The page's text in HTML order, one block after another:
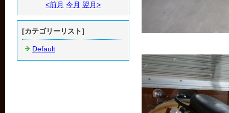
<前月 今月 翌月>
[カテゴリーリスト]
Default